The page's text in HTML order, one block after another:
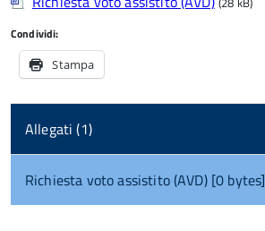
Condividi:
Stampa
Allegati (1)
Richiesta voto assistito (AVD) [0 bytes]